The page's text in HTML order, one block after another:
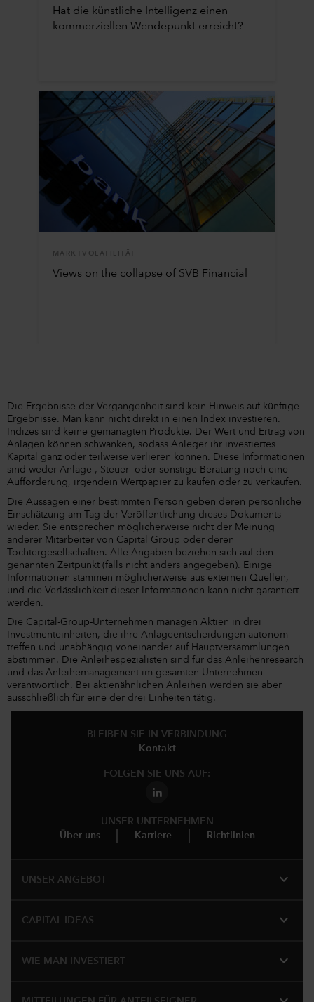
Hat die künstliche Intelligenz einen
kommerziellen Wendepunkt erreicht?
MARKTVOLATILITÄT
Views on the collapse of SVB Financial
Die Ergebnisse der Vergangenheit sind kein Hinweis auf künftige
Ergebnisse. Man kann nicht direkt in einen Index investieren.
Indizes sind keine gemanagten Produkte. Der Wert und Ertrag von
Anlagen können schwanken, sodass Anleger ihr investiertes
Kapital ganz oder teilweise verlieren können. Diese Informationen
sind weder Anlage-, Steuer- oder sonstige Beratung noch eine
Aufforderung, irgendein Wertpapier zu kaufen oder zu verkaufen.
Die Aussagen einer bestimmten Person geben deren persönliche
Einschätzung am Tag der Veröffentlichung dieses Dokuments
wieder. Sie entsprechen möglicherweise nicht der Meinung
anderer Mitarbeiter von Capital Group oder deren
Tochtergesellschaften. Alle Angaben beziehen sich auf den
genannten Zeitpunkt (falls nicht anders angegeben). Einige
Informationen stammen möglicherweise aus externen Quellen,
und die Verlässlichkeit dieser Informationen kann nicht garantiert
werden.
Die Capital-Group-Unternehmen managen Aktien in drei
Investmenteinheiten, die ihre Anlageentscheidungen autonom
treffen und unabhängig voneinander auf Hauptversammlungen
abstimmen. Die Anleihespezialisten sind für das Anleihenresearch
und das Anleihemanagement im gesamten Unternehmen
verantwortlich. Bei aktienähnlichen Anleihen werden sie aber
ausschließlich für eine der drei Einheiten tätig.
BLEIBEN SIE IN VERBINDUNG
Kontakt
FOLGEN SIE UNS AUF:
UNSER UNTERNEHMEN
Über uns
Karriere Richtlinien
UNSER ANGEBOT expand_more
CAPITAL IDEAS expand_more
WIE MAN INVESTIERT expand_more